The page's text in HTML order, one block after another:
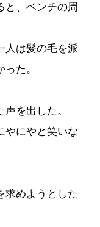
、ベンチの周
人は髪の毛を派
た。
を出した。
やにやと笑いな
めようとした